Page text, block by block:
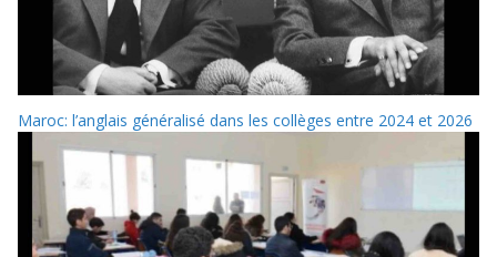
Maroc: l’anglais généralisé dans les collèges entre 2024 et 2026